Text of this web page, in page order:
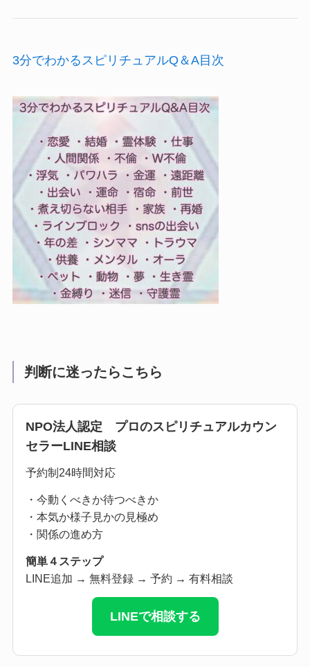
3分でわかるスピリチュアルQ＆A目次
判断に迷ったらこちら
NPO法人認定 プロのスピリチュアルカウン
セラーLINE相談
予約制24時間対応
・今動くべきか待つべきか
・本気か様子見かの見極め
・関係の進め方
簡単４ステップ
LINE追加 → 無料登録 → 予約 → 有料相談
LINEで相談する